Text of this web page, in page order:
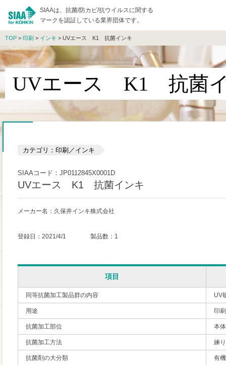
SIAAは、抗菌/防カビ/抗ウイルスに関する
マークを認証している業界団体です。
TOP > 印刷 > インキ > UVエース K1 抗菌インキ
UVエース K1 抗菌
カテゴリ：印刷／インキ
SIAAコード：JP0112845X0001D
UVエース K1 抗菌インキ
メーカー名：久保井インキ株式会社
登録日：2021/4/1 製品数：1
項目
同等抗菌加工製品群の内容 UV
用途 印
抗菌加工部位 本体
抗菌加工方法 練
抗菌剤の大分類 有